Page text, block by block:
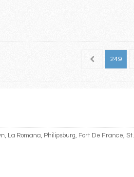
248 249
La Romana, Philipsburg, Fort De France, St.